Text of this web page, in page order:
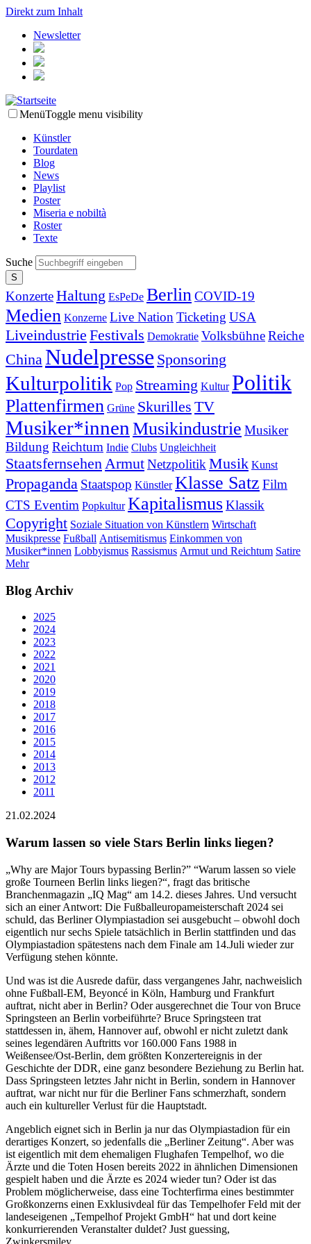
Direkt zum Inhalt
Newsletter
MenüToggle menu visibility
Künstler
Tourdaten
Blog
News
Playlist
Poster
Miseria e nobiltà
Roster
Texte
Suche
KonzerteHaltung EsPeDe BerlinCOVID-19
Medien Konzerne Live Nation Ticketing USA
Liveindustrie Festivals Demokratie VolksbühneReiche
China Nudelpresse Sponsoring
Kulturpolitik Pop Streaming Kultur Politik
Plattenfirmen Grüne Skurilles TV
Musiker*innen Musikindustrie Musiker
Bildung Reichtum Indie Clubs Ungleichheit
StaatsfernsehenArmutNetzpolitik Musik Kunst
Propaganda Staatspop Künstler Klasse Satz Film
CTS Eventim Popkultur KapitalismusKlassik
Copyright Soziale Situation von Künstlern Wirtschaft
Musikpresse Fußball Antisemitismus Einkommen von
Musiker*innen Lobbyismus Rassismus Armut und Reichtum Satire
Mehr
Blog Archiv
2025
2024
2023
2022
2021
2020
2019
2018
2017
2016
2015
2014
2013
2012
2011
21.02.2024
Warum lassen so viele Stars Berlin links liegen?
„Why are Major Tours bypassing Berlin?” “Warum lassen so viele
große Tourneen Berlin links liegen?“, fragt das britische
Branchenmagazin „IQ Mag“ am 14.2. dieses Jahres. Und versucht
sich an einer Antwort: Die Fußballeuropameisterschaft 2024 sei
schuld, das Berliner Olympiastadion sei ausgebucht – obwohl doch
eigentlich nur sechs Spiele tatsächlich in Berlin stattfinden und das
Olympiastadion spätestens nach dem Finale am 14.Juli wieder zur
Verfügung stehen könnte.
Und was ist die Ausrede dafür, dass vergangenes Jahr, nachweislich
ohne Fußball-EM, Beyoncé in Köln, Hamburg und Frankfurt
auftrat, nicht aber in Berlin? Oder ausgerechnet die Tour von Bruce
Springsteen an Berlin vorbeiführte? Bruce Springsteen trat
stattdessen in, ähem, Hannover auf, obwohl er nicht zuletzt dank
seines legendären Auftritts vor 160.000 Fans 1988 in
Weißensee/Ost-Berlin, dem größten Konzertereignis in der
Geschichte der DDR, eine ganz besondere Beziehung zu Berlin hat.
Dass Springsteen letztes Jahr nicht in Berlin, sondern in Hannover
auftrat, war nicht nur für die Berliner Fans schmerzhaft, sondern
auch ein kultureller Verlust für die Hauptstadt.
Angeblich eignet sich in Berlin ja nur das Olympiastadion für ein
derartiges Konzert, so jedenfalls die „Berliner Zeitung“. Aber was
ist eigentlich mit dem ehemaligen Flughafen Tempelhof, wo die
Ärzte und die Toten Hosen bereits 2022 in ähnlichen Dimensionen
gespielt haben und die Ärzte es 2024 wieder tun? Oder ist das
Problem möglicherweise, dass eine Tochterfirma eines bestimmter
Großkonzerns einen Exklusivdeal für das Tempelhofer Feld mit der
landeseigenen „Tempelhof Projekt GmbH“ hat und dort keine
konkurrierenden Veranstalter duldet? Just guessing,
Zwinkersmiley…